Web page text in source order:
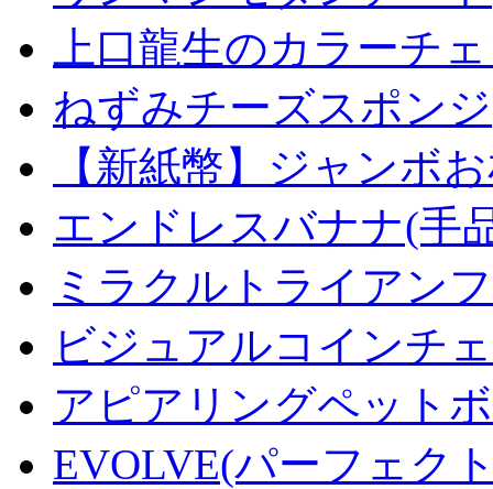
上口龍生のカラーチ
ねずみチーズスポンジ
【新紙幣】ジャンボ
エンドレスバナナ(手
ミラクルトライアン
ビジュアルコインチ
アピアリングペット
EVOLVE(パーフェク